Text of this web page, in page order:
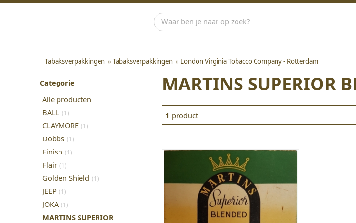
Tabaksverpakkingen » Tabaksverpakkingen » London Virginia Tobacco Company - Rotterdam
Categorie
Alle producten
BALL (1)
CLAYMORE (1)
Dobbs (1)
Finish (1)
Flair (1)
Golden Shield (1)
JEEP (1)
JOKA (1)
MARTINS SUPERIOR
MARTINS SUPERIOR
1 product